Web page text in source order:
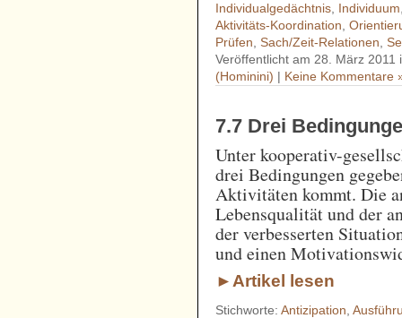
Individualgedächtnis, Individuum
Aktivitäts-Koordination,
Prüfen,Sach/Zeit-Relationen,
Veröffentlicht am 28. März 2011
(Hominini) | Keine Kommentare
7.7 Drei
Unter kooperativ-
drei Bedingungen
Aktivitäten kommt. Die
Lebensqualität und der
der verbesserten
und einen
►Artikel lesen
Stichworte:Antizipation ,